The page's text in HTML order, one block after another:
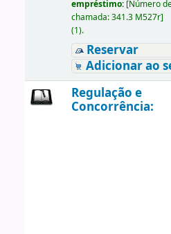
empréstimo: [Número
chamada:341.3 M527r]
(1).
Reservar
Adicionar ao
Regulação e
Concorrência: